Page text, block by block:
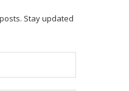
Stay updated